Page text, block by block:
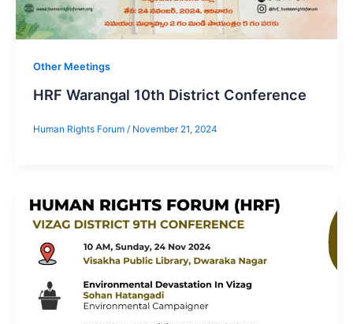
Other Meetings
HRF Warangal 10th District Conference
Human Rights Forum / November 21, 2024